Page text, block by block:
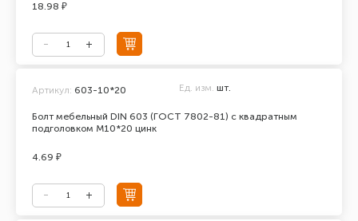
18.98 ₽
Болт мебельный DIN 603 (ГОСТ 7802-81) с квадратным
подголовком М10*20 цинк
Артикул: 603-10*20 Ед. изм. шт.
4.69 ₽